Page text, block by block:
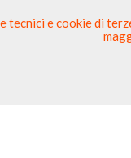
tecnici e cookie di